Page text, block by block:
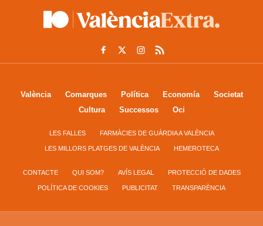
València Comarques Política Economía
Societat
Cultura
Successos Oci
LES FALLES FARMÀCIES DE GUÀRDIA A VALÈNCIA
LES MILLORS PLATGES DE VALÈNCIA HEMEROTECA
CONTACTE QUI SOM? AVÍS LEGAL PROTECCIÓ DE DADES
POLÍTICA DE COOKIES PUBLICITAT TRANSPARÈNCIA